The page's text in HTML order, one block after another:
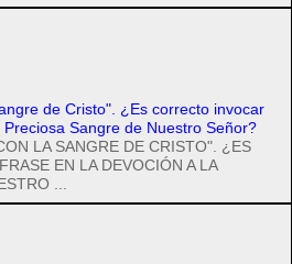
de Cristo". ¿Es correcto invocar
Sangre de Nuestro Señor?
LA SANGRE DE CRISTO". ¿ES
EN LA DEVOCIÓN A LA
...